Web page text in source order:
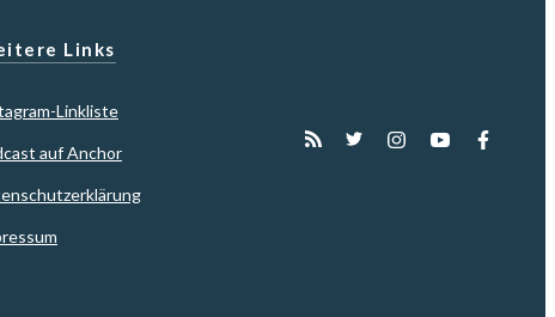
Links
Linkliste
auf Anchor